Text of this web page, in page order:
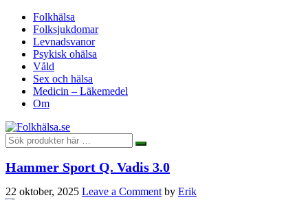
Folkhälsa
Folksjukdomar
Levnadsvanor
Psykisk ohälsa
Våld
Sex och hälsa
Medicin – Läkemedel
Om
Hammer Sport Q. Vadis 3.0
22 oktober, 2025 Leave a Comment by Erik